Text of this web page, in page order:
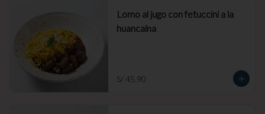
Lomo al jugo con fetuccini a la
huancaína
S/ 45.90